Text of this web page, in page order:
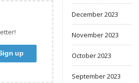
December 2023
November 2023
October 2023
September 2023